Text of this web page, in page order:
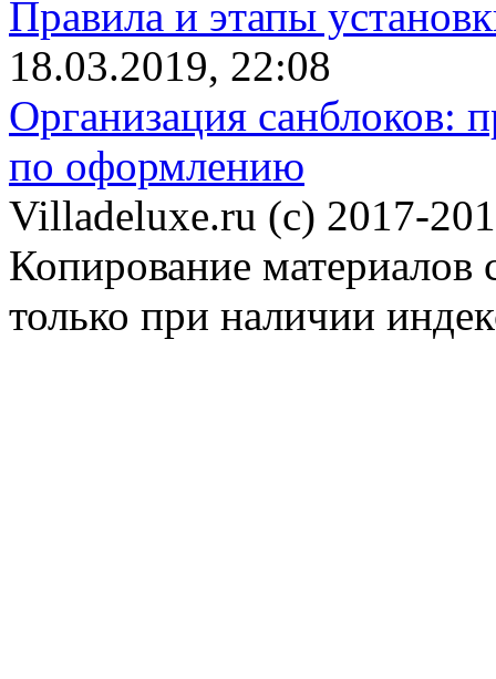
Правила и этапы
18.03.2019, 22:08
Организация санблоков:
по оформлению
Villadeluxe.ru (c) 2017-
Копирование материалов
только при наличии